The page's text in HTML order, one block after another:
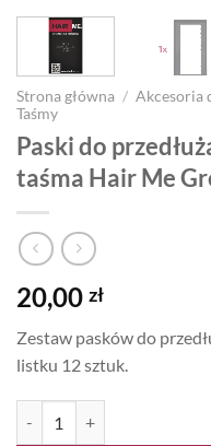
Strona główna / Akcesoria
Taśmy
Paski do
taśma Hair Me
20,00 zł
Zestaw pasków do
listku 12 sztuk.